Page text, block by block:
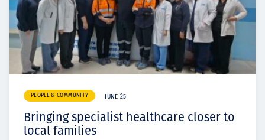
PEOPLE & COMMUNITY JUNE 25
Bringing specialist healthcare closer to
local families